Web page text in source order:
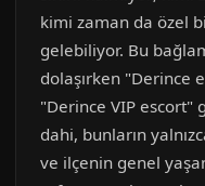
kimi zaman da özel
gelebiliyor. Bu
dolaşırken "Derince
"Derince VIP escort"
dahi, bunların
ve ilçenin genel